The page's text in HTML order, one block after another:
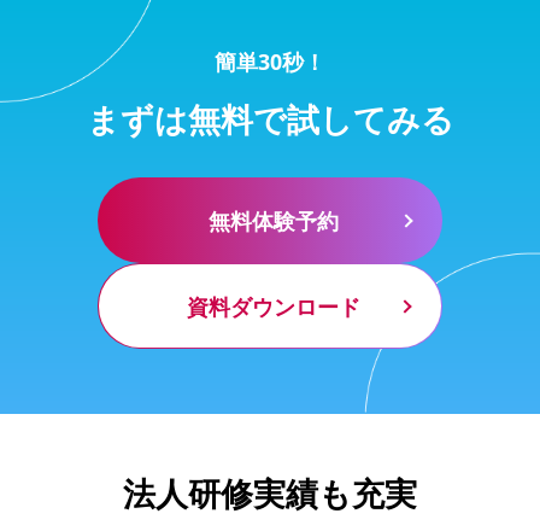
簡単30秒！
まずは無料で試してみる
無料体験予約
資料ダウンロード
法人研修実績も充実